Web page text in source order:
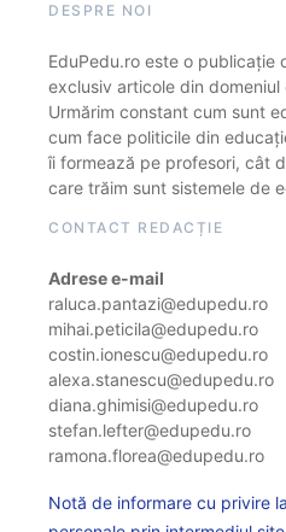
DESPRE NOI
EduPedu.ro este o publicație
exclusiv articole din
Urmărim constant cum sunt
cum face politicile din
îi formează pe profesori, cât
care trăim sunt sistemele de
CONTACT REDACȚIE
Adrese e-mail
raluca.pantazi@edupedu.ro
mihai.peticila@edupedu.ro
costin.ionescu@edupedu.ro
alexa.stanescu@edupedu.ro
diana.ghimisi@edupedu.ro
stefan.lefter@edupedu.ro
ramona.florea@edupedu.ro
Notă de informare cu privire